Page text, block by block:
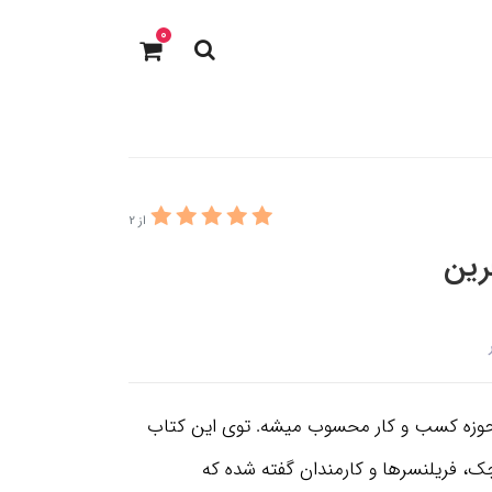
0
از 2
کسب و کار محسوب میشه. توی این کتاب
فریلنسرها و کارمندان گفته شده که